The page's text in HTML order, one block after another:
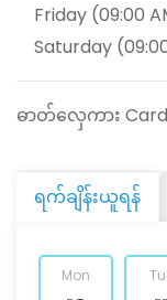
Friday (09:00
Saturday
ဓာတ်လှေကား
ရက်ချိန်းယူရန်
Mon